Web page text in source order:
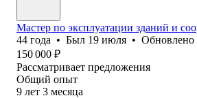
Мастер по эксплуатации зданий и
44 года • Был 19 июля • Обновлено
150 000 ₽
Рассматривает предложения
Общий опыт
9 лет 3 месяца